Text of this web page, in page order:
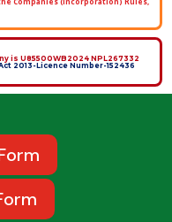
is U85500WB2024 NPL267332
2013-Licence Number-152436